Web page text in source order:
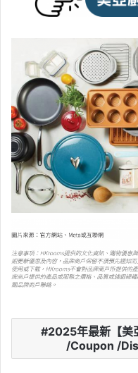
2025年最新【美
/Coupon /